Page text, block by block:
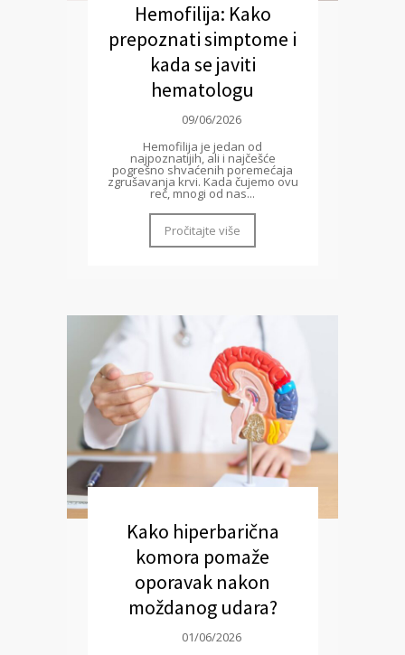
Hemofilija: Kako
prepoznati simptome i
kada se javiti
hematologu
09/06/2026
Hemofilija je jedan od
najpoznatijih, ali i najčešće
pogrešno shvaćenih poremećaja
zgrušavanja krvi. Kada čujemo ovu
reč, mnogi od nas...
Pročitajte više
Kako hiperbarična
komora pomaže
oporavak nakon
moždanog udara?
01/06/2026